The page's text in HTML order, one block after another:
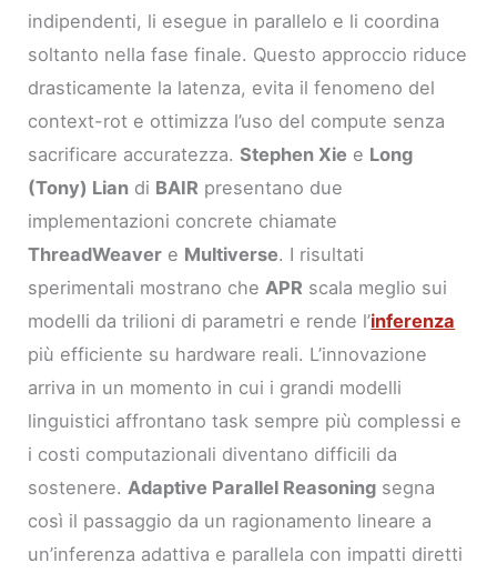
indipendenti, li esegue in parallelo e li coordina
soltanto nella fase finale. Questo approccio riduce
drasticamente la latenza, evita il fenomeno del
context-rot e ottimizza l’uso del compute senza
sacrificare accuratezza.Stephen Xie e Long
(Tony) Lian di BAIR presentano due
implementazioni concrete chiamate
ThreadWeaver e Multiverse. I risultati
sperimentali mostrano che APR scala meglio sui
modelli da trilioni di parametri e rende l’inferenza
più efficiente su hardware reali. L’innovazione
arriva in un momento in cui i grandi modelli
linguistici affrontano task sempre più complessi e
i costi computazionali diventano difficili da
sostenere. Adaptive Parallel Reasoning segna
così il passaggio da un ragionamento lineare a
un’inferenza adattiva e parallela con impatti diretti